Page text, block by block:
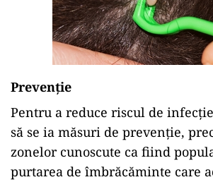
Prevenție
Pentru a reduce riscul de
să se ia măsuri de prevenție,
zonelor cunoscute ca fiind
purtarea de îmbrăcăminte care